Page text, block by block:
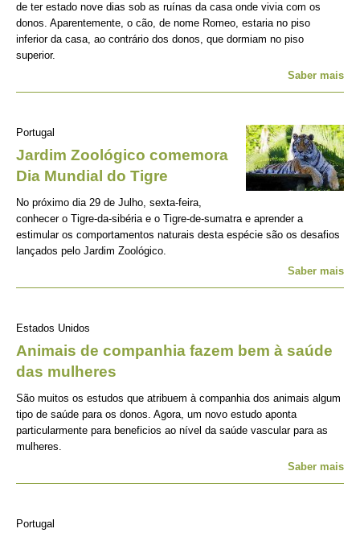
de ter estado nove dias sob as ruínas da casa onde vivia com os
donos. Aparentemente, o cão, de nome Romeo, estaria no piso
inferior da casa, ao contrário dos donos, que dormiam no piso
superior.
Saber mais
Portugal
Jardim Zoológico comemora
Dia Mundial do Tigre
No próximo dia 29 de Julho, sexta-feira,
conhecer o Tigre-da-sibéria e o Tigre-de-sumatra e aprender a
estimular os comportamentos naturais desta espécie são os desafios
lançados pelo Jardim Zoológico.
Saber mais
Estados Unidos
Animais de companhia fazem bem à saúde
das mulheres
São muitos os estudos que atribuem à companhia dos animais algum
tipo de saúde para os donos. Agora, um novo estudo aponta
particularmente para beneficios ao nível da saúde vascular para as
mulheres.
Saber mais
Portugal